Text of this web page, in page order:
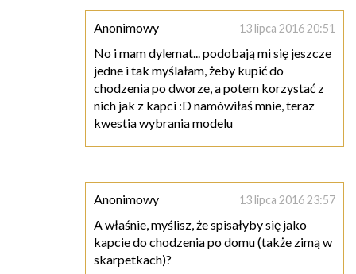
Anonimowy 13 lipca 2016 20:51
No i mam dylemat... podobają mi się jeszcze
jedne i tak myślałam, żeby kupić do
chodzenia po dworze, a potem korzystać z
nich jak z kapci :D namówiłaś mnie, teraz
kwestia wybrania modelu
Anonimowy 13 lipca 2016 23:57
A właśnie, myślisz, że spisałyby się jako
kapcie do chodzenia po domu (także zimą w
skarpetkach)?